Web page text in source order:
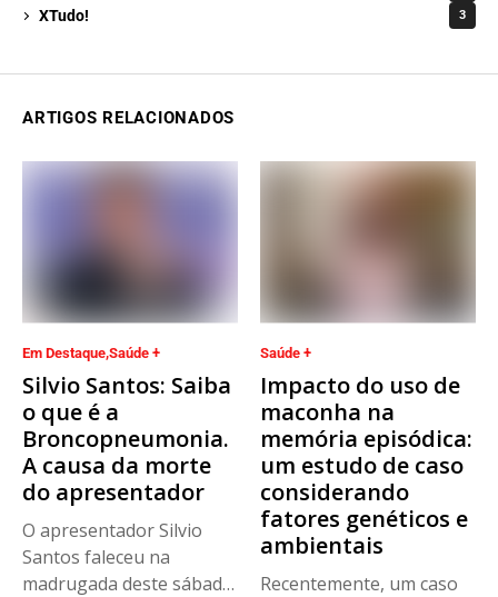
XTudo! 3
ARTIGOS RELACIONADOS
Em Destaque Saúde +
Silvio Santos: Saiba
o que é a
Broncopneumonia.
A causa da morte
do apresentador
O apresentador Silvio
Santos faleceu na
madrugada deste sábado
Saúde +
Impacto do uso de
maconha na
memória episódica:
um estudo de caso
considerando
fatores genéticos e
ambientais
Recentemente, um caso